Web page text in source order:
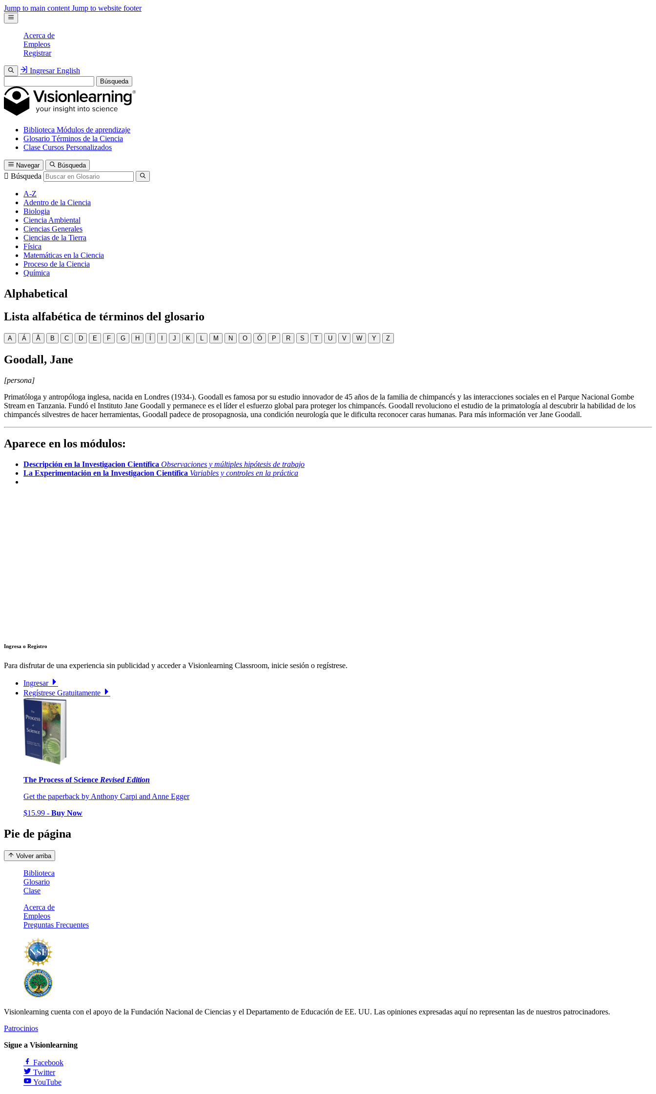
Jump to main content Jump to website footer
Acerca de
Empleos
Registrar
Ingresar English
Búsqueda
Biblioteca Módulos de aprendizaje
Glosario Términos de la Ciencia
Clase Cursos Personalizados
Navegar Búsqueda
Búsqueda
A-Z
Adentro de la Ciencia
Biologia
Ciencia Ambiental
Ciencias Generales
Ciencias de la Tierra
Física
Matemáticas en la Ciencia
Proceso de la Ciencia
Química
Alphabetical
Lista alfabética de términos del glosario
A Á Å B C D E F G H Í I J K L M N O Ó P R S T U V W Y Z
Goodall, Jane
[persona]
Primatóloga y antropóloga inglesa, nacida en Londres (1934-). Goodall es famosa por su estudio innovador de 45 años de la familia de chimpancés y las interacciones sociales en el Parque Nacional Gombe
Stream en Tanzania. Fundó el Instituto Jane Goodall y permanece es el líder el esfuerzo global para proteger los chimpancés. Goodall revoluciono el estudio de la primatología al descubrir la habilidad de los
chimpancés silvestres de hacer herramientas, Goodall padece de prosopagnosia, una condición neurología que le dificulta reconocer caras humanas. Para más información ver Jane Goodall.
Aparece en los módulos:
Descripción en la Investigacion Científica Observaciones y múltiples hipótesis de trabajo
La Experimentación en la Investigacion Científica Variables y controles en la práctica
Ingresa o Registro
Para disfrutar de una experiencia sin publicidad y acceder a Visionlearning Classroom, inicie sesión o regístrese.
Ingresar
Regístrese Gratuitamente
The Process of Science Revised Edition
Get the paperback by Anthony Carpi and Anne Egger
$15.99 - Buy Now
Pie de página
Volver arriba
Biblioteca
Glosario
Clase
Acerca de
Empleos
Preguntas Frecuentes
Visionlearning cuenta con el apoyo de la Fundación Nacional de Ciencias y el Departamento de Educación de EE. UU. Las opiniones expresadas aquí no representan las de nuestros patrocinadores.
Patrocinios
Sigue a Visionlearning
Facebook
Twitter
YouTube